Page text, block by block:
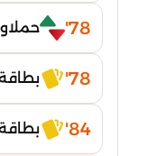
78'
78'
84'